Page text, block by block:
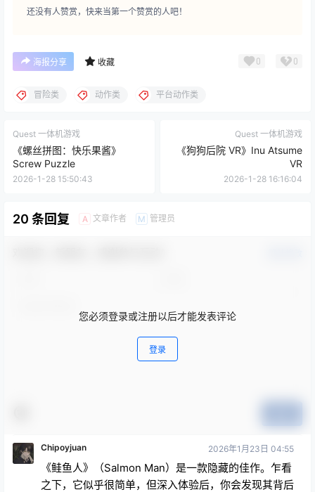
还没有人赞赏，快来当第一个赞赏的人吧！
海报分享 收藏 0 0
冒险类 动作类 平台动作类
Quest 一体机游戏
《螺丝拼图：快乐果酱》
Screw Puzzle
2026-1-28 15:50:43
Quest 一体机游戏
《狗狗后院 VR》Inu Atsume
VR
2026-1-28 16:16:04
20 条回复 A 文章作者 M 管理员
您必须登录或注册以后才能发表评论
登录
Chipoyjuan 2026年1月23日 04:55
《鲑鱼人》（Salmon Man）是一款隐藏的佳作。乍看
之下，它似乎很简单，但深入体验后，你会发现其背后